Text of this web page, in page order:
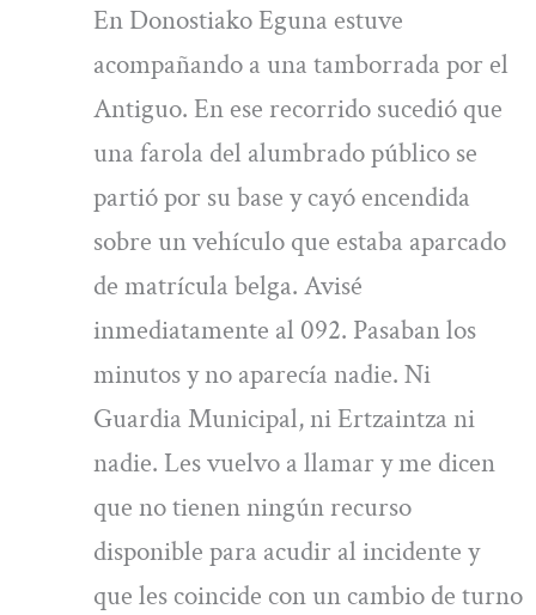
En Donostiako Eguna estuve
acompañando a una tamborrada por el
Antiguo. En ese recorrido sucedió que
una farola del alumbrado público se
partió por su base y cayó encendida
sobre un vehículo que estaba aparcado
de matrícula belga. Avisé
inmediatamente al 092. Pasaban los
minutos y no aparecía nadie. Ni
Guardia Municipal, ni Ertzaintza ni
nadie. Les vuelvo a llamar y me dicen
que no tienen ningún recurso
disponible para acudir al incidente y
que les coincide con un cambio de turno